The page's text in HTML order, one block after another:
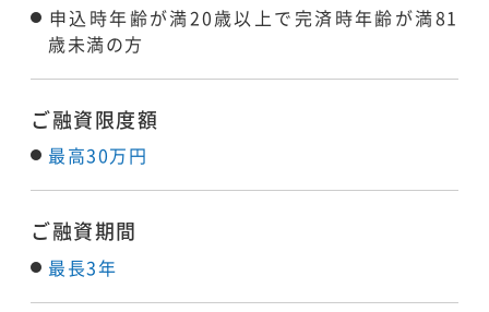
申込時年齢が満20歳以上で完済時年齢が満81
歳未満の方
ご融資限度額
最高30万円
ご融資期間
最長3年